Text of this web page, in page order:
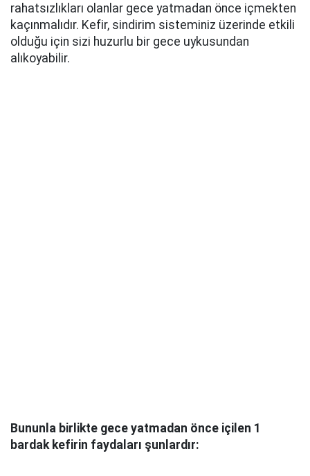
rahatsızlıkları olanlar gece yatmadan önce içmekten
kaçınmalıdır. Kefir, sindirim sisteminiz üzerinde etkili
olduğu için sizi huzurlu bir gece uykusundan
alıkoyabilir.
Bununla birlikte gece yatmadan önce içilen 1
bardak kefirin faydaları şunlardır: